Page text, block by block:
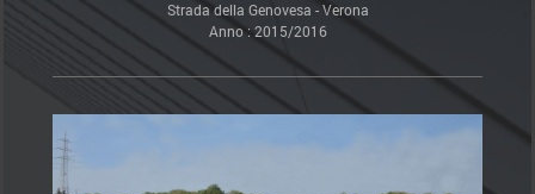
Strada della Genovesa - Verona
Anno : 2015/2016